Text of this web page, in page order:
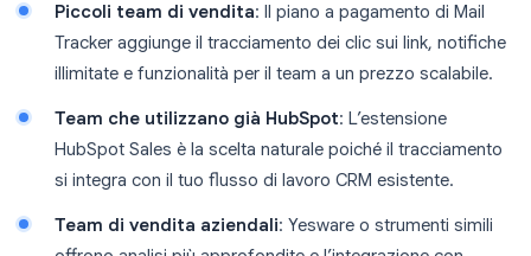
Piccoli team di vendita: Il piano a pagamento di Mail
Tracker aggiunge il tracciamento dei clic sui link, notifiche
illimitate e funzionalità per il team a un prezzo scalabile.
Team che utilizzano già HubSpot: L’estensione
HubSpot Sales è la scelta naturale poiché il tracciamento
si integra con il tuo flusso di lavoro CRM esistente.
Team di vendita aziendali: Yesware o strumenti simili